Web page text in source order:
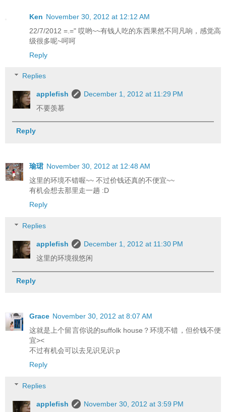
Ken November 30, 2012 at 12:12 AM
22/7/2012 =.=" 哎哟~~有钱人吃的东西果然不同凡响，感觉高
级很多呢~呵呵
Reply
Replies
applefish
December 1, 2012 at 11:29 PM
不要羡慕
Reply
瑜珺 November 30, 2012 at 12:48 AM
这里的环境不错喔~~ 不过价钱还真的不便宜~~
有机会想去那里走一趟 :D
Reply
Replies
applefish
December 1, 2012 at 11:30 PM
这里的环境很悠闲
Reply
Grace November 30, 2012 at 8:07 AM
这就是上个留言你说的suffolk house？环境不错，但价钱不便
宜><
不过有机会可以去见识见识:p
Reply
Replies
applefish
November 30, 2012 at 3:59 PM